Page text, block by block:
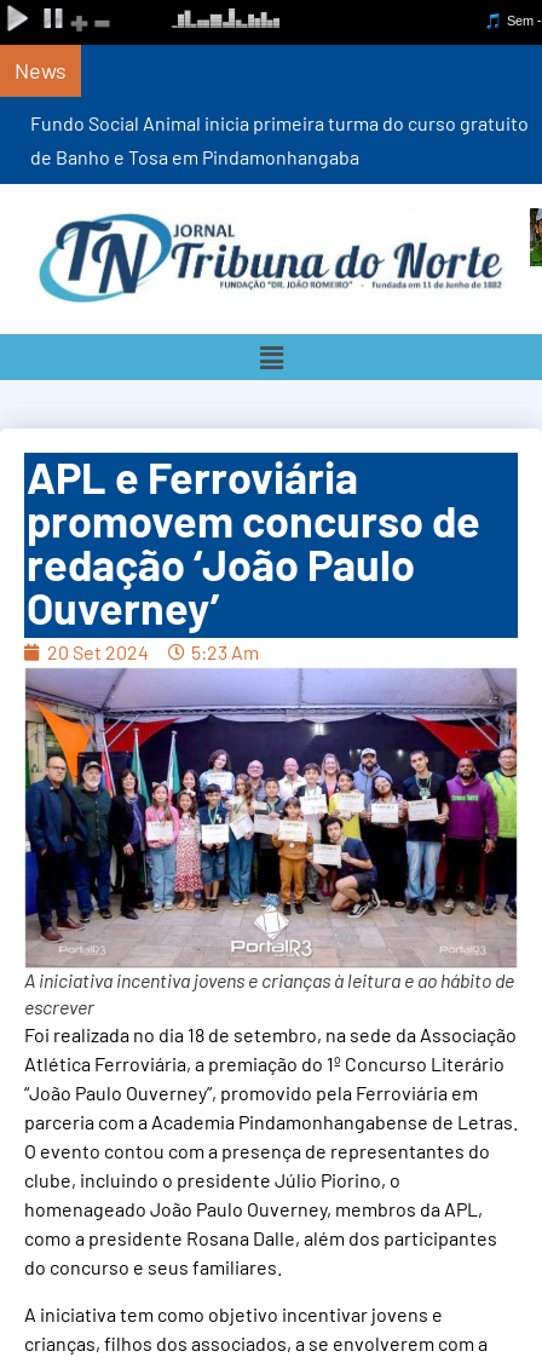
News
Fundo Social Animal inicia primeira turma do curso gratuito
de Banho e Tosa em Pindamonhangaba
APL e Ferroviária
promovem concurso de
redação ‘João Paulo
Ouverney’
20 Set 2024 5:23 Am
A iniciativa incentiva jovens e crianças à leitura e ao hábito de
escrever
Foi realizada no dia 18 de setembro, na sede da Associação
Atlética Ferroviária, a premiação do 1º Concurso Literário
“João Paulo Ouverney”, promovido pela Ferroviária em
parceria com a Academia Pindamonhangabense de Letras.
O evento contou com a presença de representantes do
clube, incluindo o presidente Júlio Piorino, o
homenageado João Paulo Ouverney, membros da APL,
como a presidente Rosana Dalle, além dos participantes
do concurso e seus familiares.
A iniciativa tem como objetivo incentivar jovens e
crianças, filhos dos associados, a se envolverem com a